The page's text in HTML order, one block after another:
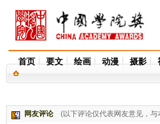
首页 要文 绘画 动漫 摄影
网友评论 (以下评论仅代表网友意见，与